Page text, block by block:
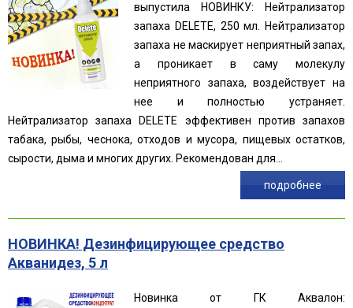
выпустила НОВИНКУ: Нейтрализатор
запаха DELETE, 250 мл. Нейтрализатор
запаха не маскирует неприятный запах,
а проникает в саму молекулу
неприятного запаха, воздействует на
нее и полностью устраняет.
Нейтрализатор запаха DELETE эффективен против запахов
табака, рыбы, чеснока, отходов и мусора, пищевых остатков,
сырости, дыма и многих других. Рекомендован для...
подробнее
НОВИНКА! Дезинфицирующее средство
Акванидез, 5 л
Новинка от ГК Аквалон: